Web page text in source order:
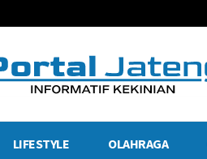
LIFESTYLE OLAHRAGA